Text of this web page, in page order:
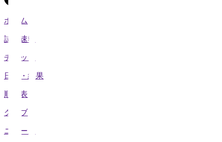
ホーム
試合速報
チケット
日程・結果
順位表
クラブ
ニュース